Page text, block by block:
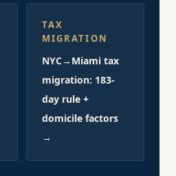
TAX
MIGRATION
NYC→Miami tax
migration: 183-
day rule +
domicile factors
→